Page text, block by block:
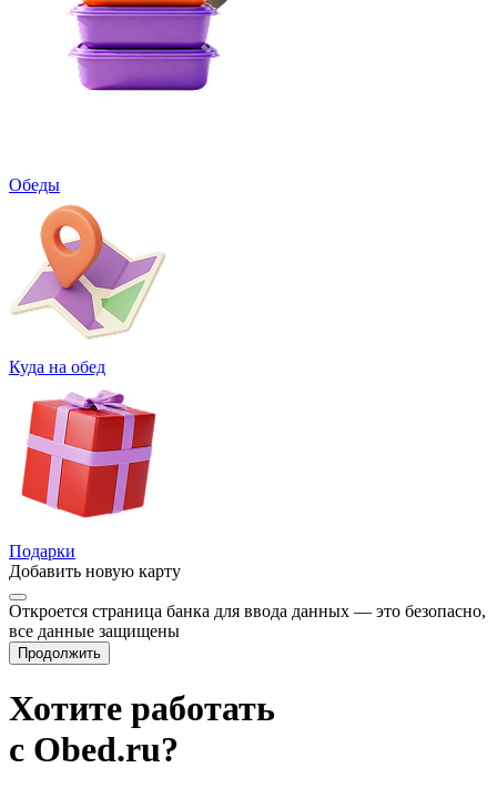
Обеды
Куда на обед
Подарки
Добавить новую карту
Откроется страница банка для ввода данных — это безопасно,
все данные защищены
Продолжить
Хотите работать
с Obed.ru?